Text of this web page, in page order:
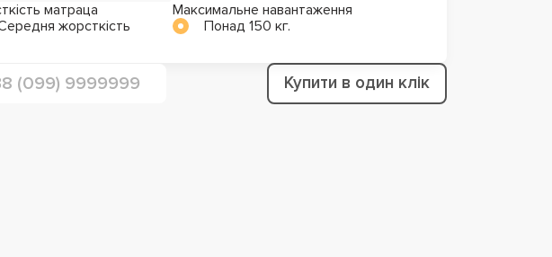
матраца
жорсткість
Максимальне навантаження
Понад 150 кг.
Купити в один клік